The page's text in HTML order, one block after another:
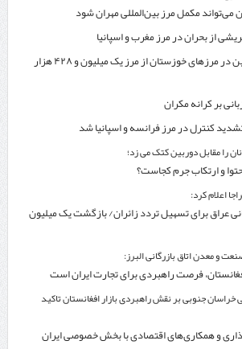
می‌تواند مکمل مرز بین‌المللی مهران شود
از بحران در مرز مغرب و اسپانیا
تردد زائران اربعین در مرزهای خوزستان از مرز یک میلیون و ۴۲۸ هزار
بر کرانه مکران
کنترل‌ در مرز فرانسه و اسپانیا شد
را مقابل دوربین کتک می زد؛
و ارتکاب جرم کجاست؟
اعلام کرد:
عراق برای تسهیل تردد زائران/ بازگشت یک میلیون
و معدن اتاق بازرگانی البرز:
فرصت راهبردی برای تجارت ایران است
خراسان جنوبی بر نقش راهبردی بازار افغانستان تاکید
و همکاری‌های اقتصادی با بخش خصوصی ایران